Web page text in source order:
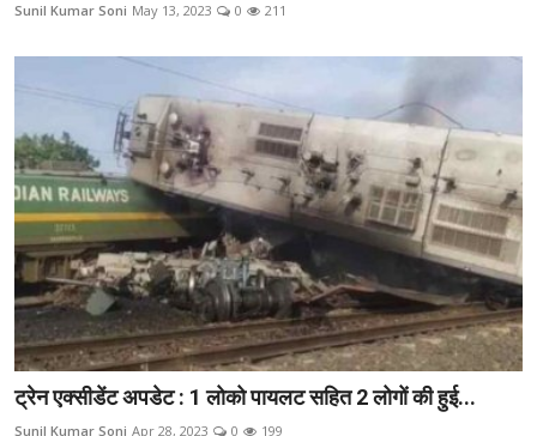
Sunil Kumar Soni May 13, 2023 0 211
ट्रेन एक्सीडेंट अपडेट : 1 लोको पायलट सहित 2 लोगों की हुई...
Sunil Kumar Soni Apr 28, 2023 0 199